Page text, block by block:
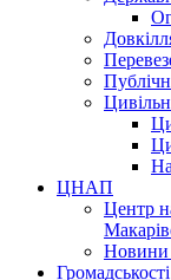
ЦНАП
Центр
Громадськості